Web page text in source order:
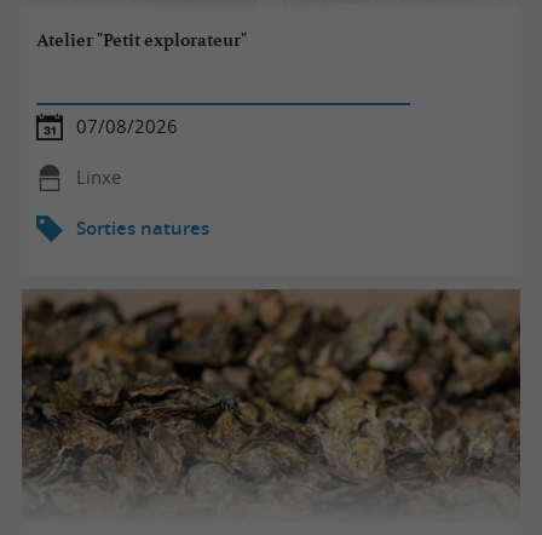
Atelier "Petit explorateur"
07/08/2026
Linxe
Sorties natures